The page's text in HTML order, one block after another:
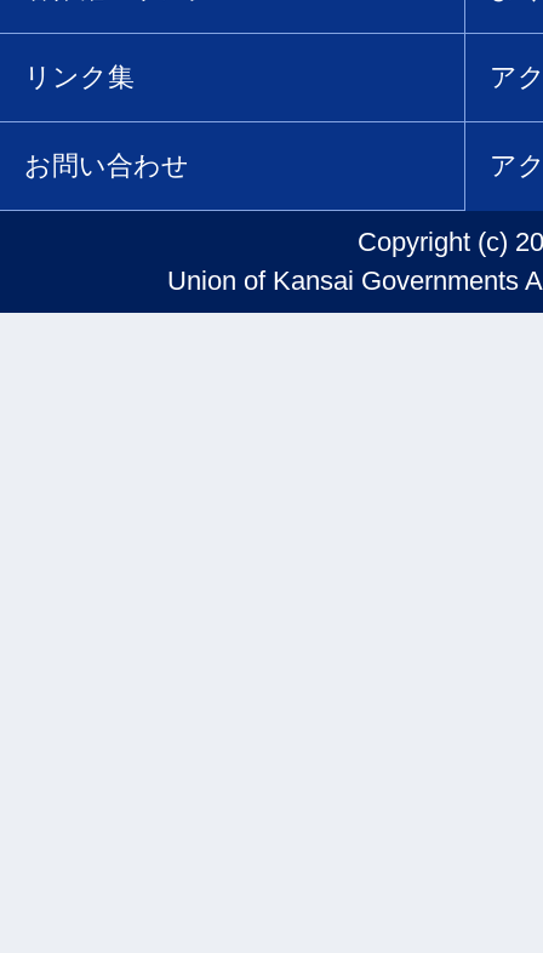
リンク集 ア
お問い合わせ ア
Copyright (c)
Union of Kansai Governments